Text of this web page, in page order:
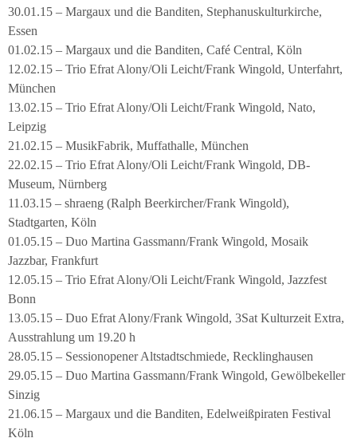
30.01.15 – Margaux und die Banditen, Stephanuskulturkirche,
Essen
01.02.15 – Margaux und die Banditen, Café Central, Köln
12.02.15 – Trio Efrat Alony/Oli Leicht/Frank Wingold, Unterfahrt,
München
13.02.15 – Trio Efrat Alony/Oli Leicht/Frank Wingold, Nato,
Leipzig
21.02.15 – MusikFabrik, Muffathalle, München
22.02.15 – Trio Efrat Alony/Oli Leicht/Frank Wingold, DB-
Museum, Nürnberg
11.03.15 – shraeng (Ralph Beerkircher/Frank Wingold),
Stadtgarten, Köln
01.05.15 – Duo Martina Gassmann/Frank Wingold, Mosaik
Jazzbar, Frankfurt
12.05.15 – Trio Efrat Alony/Oli Leicht/Frank Wingold, Jazzfest
Bonn
13.05.15 – Duo Efrat Alony/Frank Wingold, 3Sat Kulturzeit Extra,
Ausstrahlung um 19.20 h
28.05.15 – Sessionopener Altstadtschmiede, Recklinghausen
29.05.15 – Duo Martina Gassmann/Frank Wingold, Gewölbekeller
Sinzig
21.06.15 – Margaux und die Banditen, Edelweißpiraten Festival
Köln